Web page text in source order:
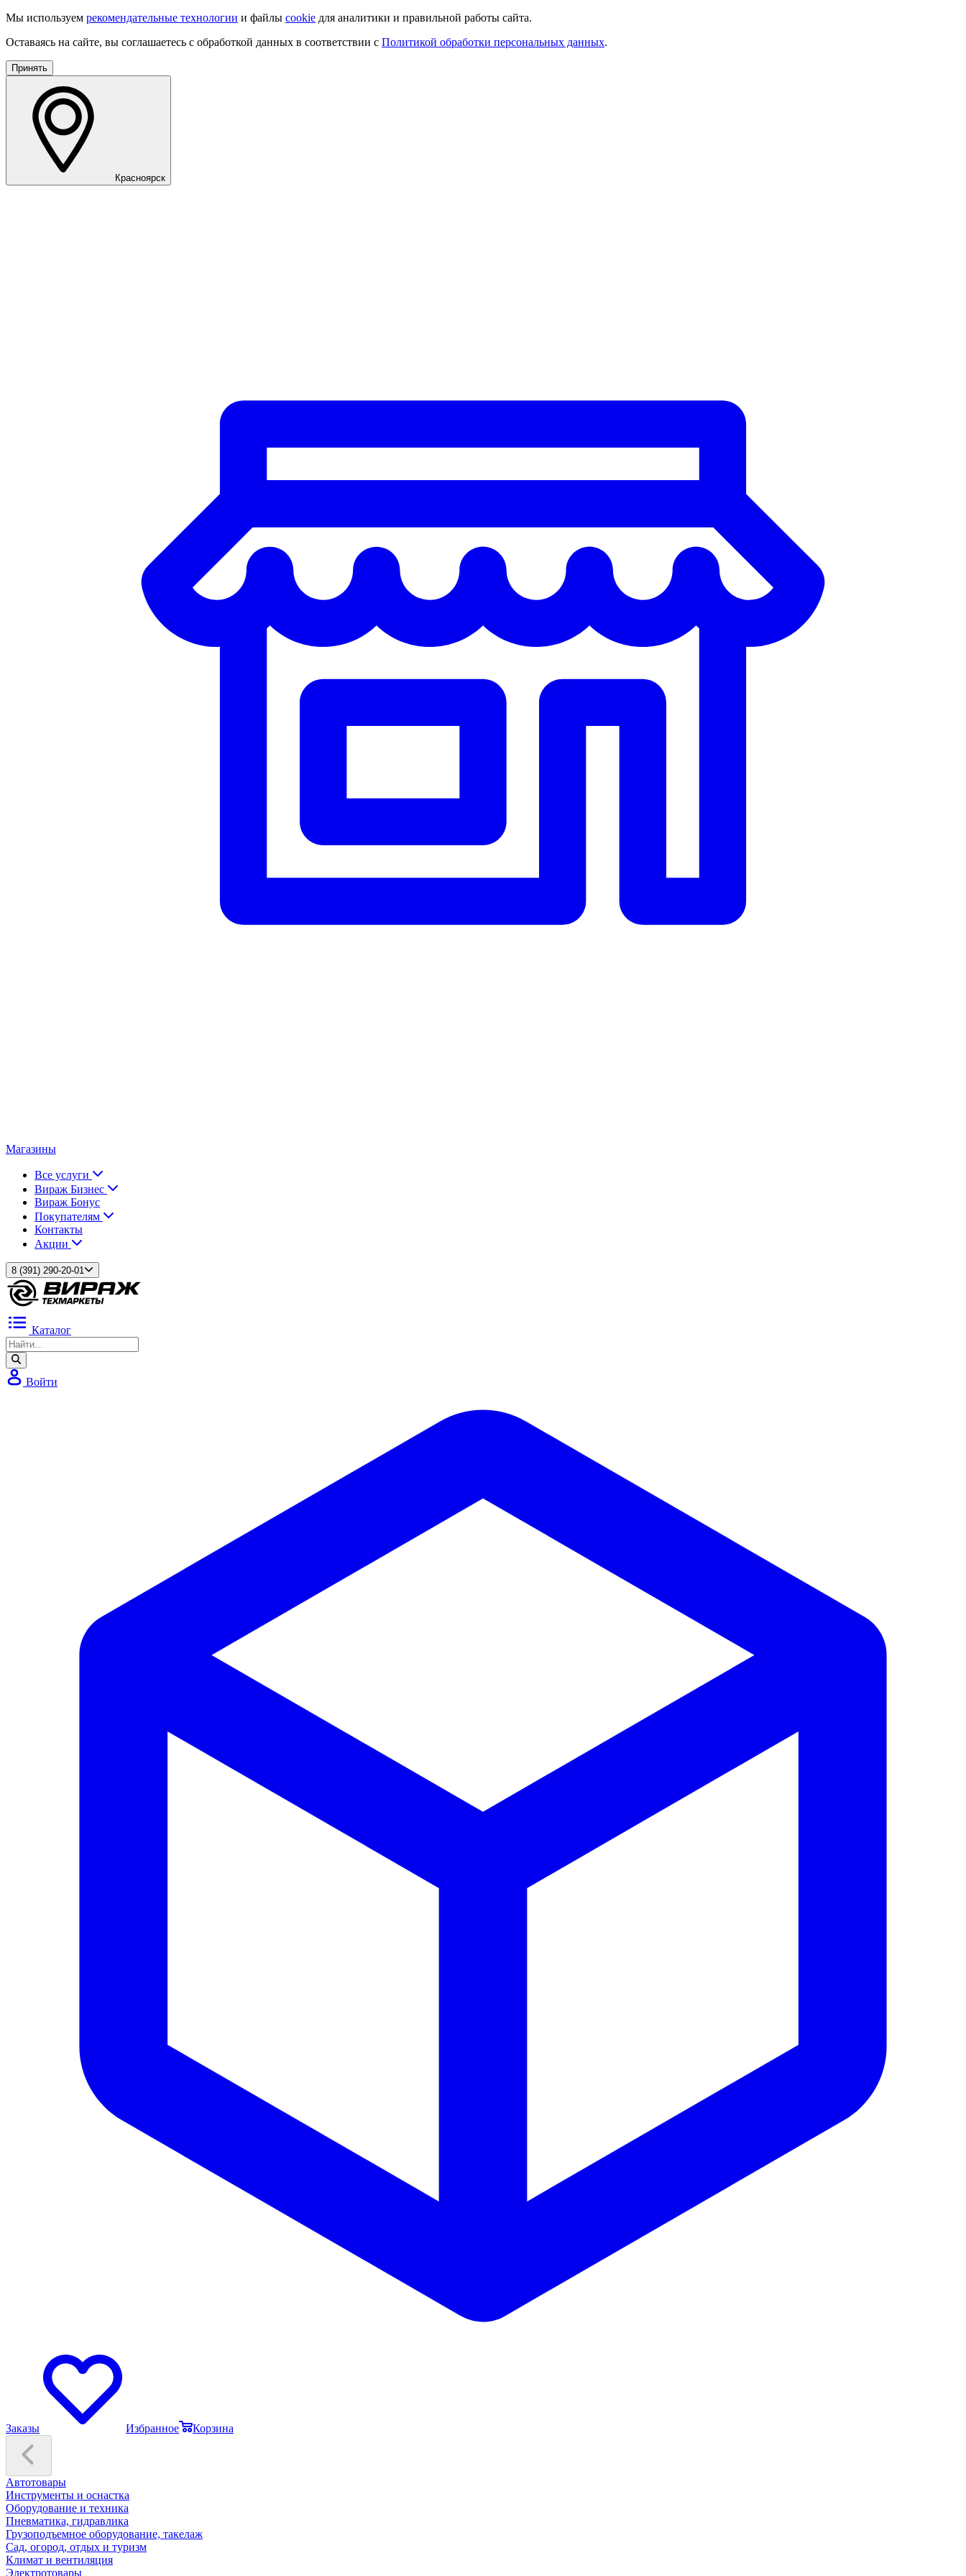
Мы используем рекомендательные технологии и файлы cookie для аналитики и правильной работы сайта.
Оставаясь на сайте, вы соглашаетесь с обработкой данных в соответствии с Политикой обработки персональных данных.
Принять
Красноярск
Магазины
Все услуги
Вираж Бизнес
Вираж Бонус
Покупателям
Контакты
Акции
8 (391) 290-20-01
Каталог
Войти
Заказы Избранное Корзина
Автотовары
Инструменты и оснастка
Оборудование и техника
Пневматика, гидравлика
Грузоподъемное оборудование, такелаж
Сад, огород, отдых и туризм
Климат и вентиляция
Электротовары